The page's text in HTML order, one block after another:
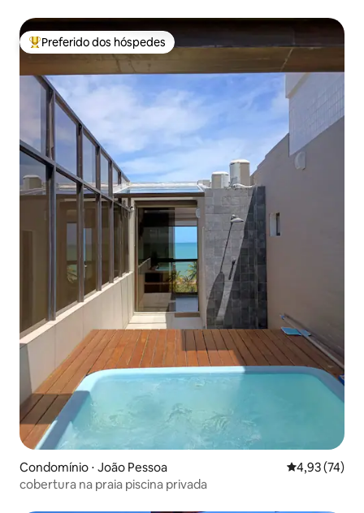
Entre os melhores preferidos dos hóspedes
Preferido dos hóspedes
Condomínio ⋅ João Pessoa 4,93 de uma
4,93 (74)
cobertura na praia piscina privada